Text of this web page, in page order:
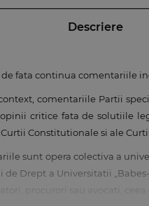
Descriere
fata continua comentariile
comentariile Partii
critice fata de solutiile
Constitutionale si ale
sunt opera colectiva a
de Drept a Universitatii
procurori sau avocati,